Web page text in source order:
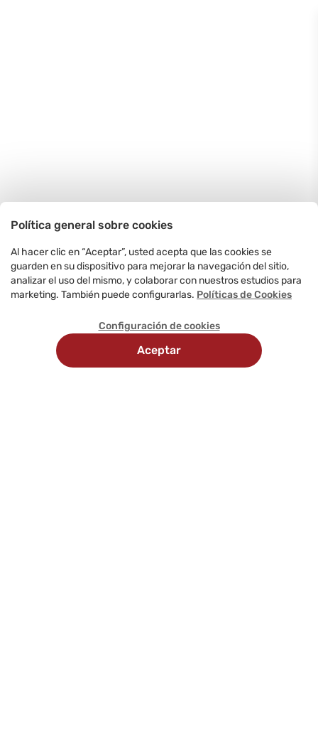
Política general sobre cookies
Al hacer clic en “Aceptar”, usted acepta que las cookies se
guarden en su dispositivo para mejorar la navegación del sitio,
analizar el uso del mismo, y colaborar con nuestros estudios para
marketing. También puede configurarlas. Políticas de Cookies
Configuración de cookies
Aceptar